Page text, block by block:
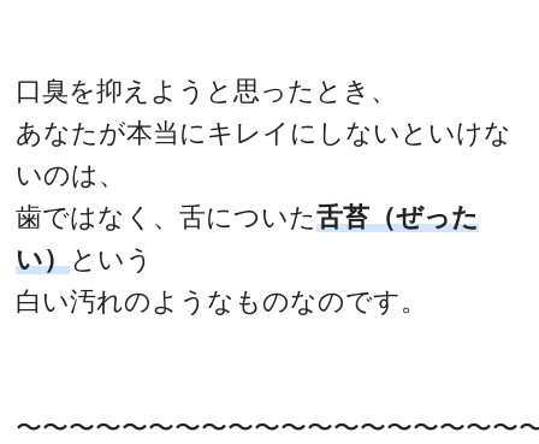
口臭を抑えようと思ったとき、
あなたが本当にキレイにしないといけな
いのは、
歯ではなく、舌についた舌苔（ぜった
い）という
白い汚れのようなものなのです。
〜〜〜〜〜〜〜〜〜〜〜〜〜〜〜〜〜〜〜